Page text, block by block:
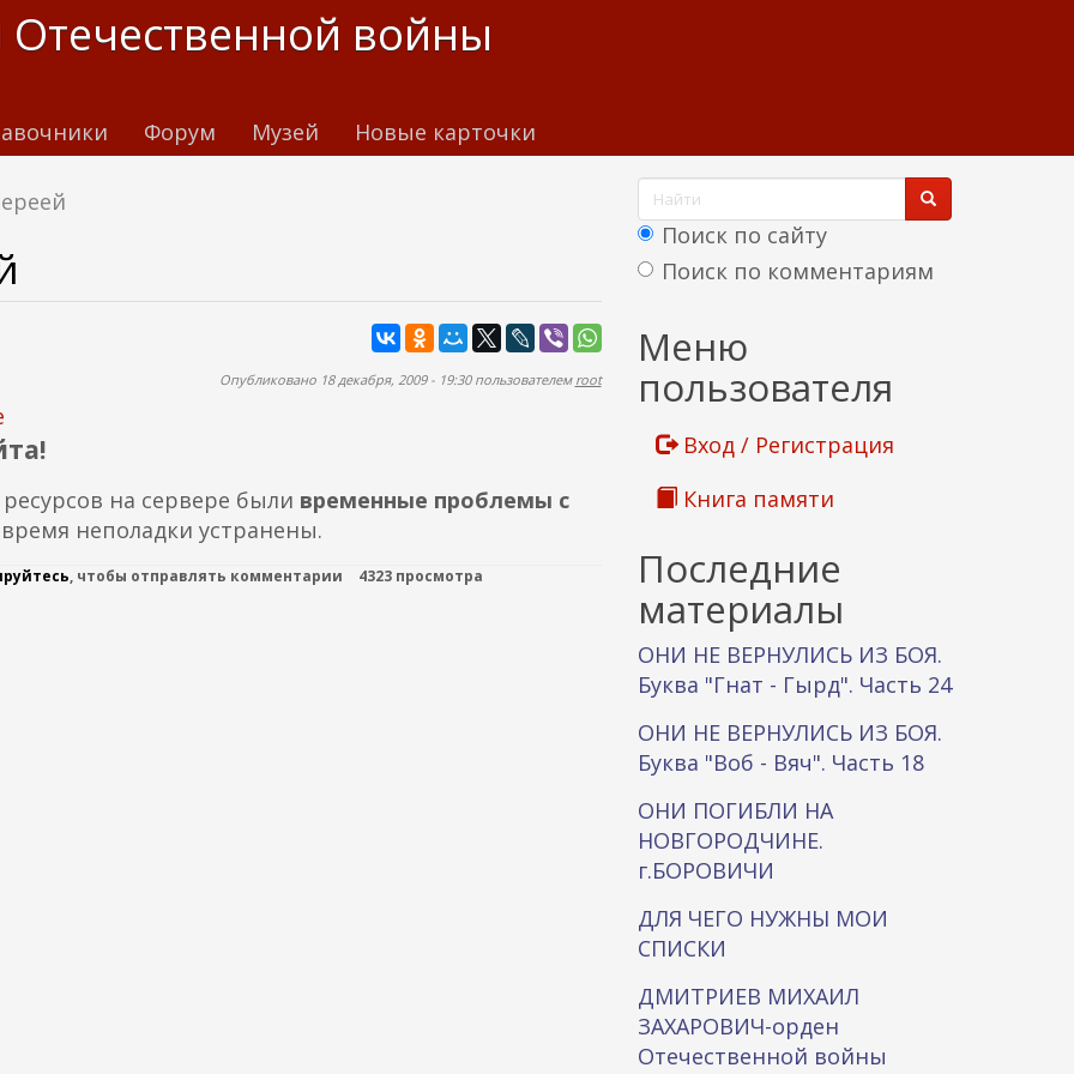
войны
Форум Музей Новые карточки
Опубликовано 18 декабря, 2009 - 19:30 пользователем root
на сервере были временные проблемы с
неполадки устранены.
, чтобы отправлять комментарии 4323 просмотра
Ф
о
р
а
п
о
и
к
а
Поиск по сайту
Поиск по комментариям
Меню
пользователя
Вход / Регистрация
Книга памяти
Последние
материалы
ОНИ НЕ ВЕРНУЛИСЬ ИЗ БОЯ.
Буква "Гнат - Гырд". Часть 24
ОНИ НЕ ВЕРНУЛИСЬ ИЗ БОЯ.
Буква "Воб - Вяч". Часть 18
ОНИ ПОГИБЛИ НА
НОВГОРОДЧИНЕ.
г.БОРОВИЧИ
ДЛЯ ЧЕГО НУЖНЫ МОИ
СПИСКИ
ДМИТРИЕВ МИХАИЛ
ЗАХАРОВИЧ-орден
Отечественной войны